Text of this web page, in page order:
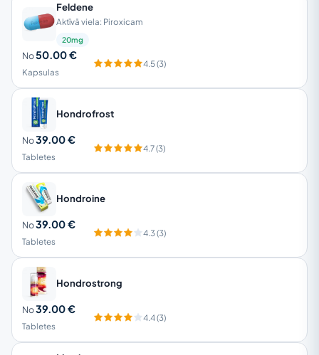
Hondroine
No39.00 €
Tabletes
4.3 (3)
Feldene
Aktīvā viela: Piroxicam
20mg
No50.00 €
Kapsulas
4.5 (3)
Hondrostrong
No39.00 €
Tabletes
4.4 (3)
Hondrofrost
No39.00 €
Tabletes
4.7 (3)